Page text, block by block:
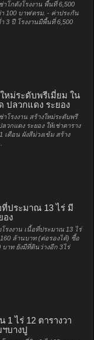
าโกดังโรงงาน พื้นที่ 6,500
100 บาท/ตรม. - ค่าประกัน
3 ปี โรงงานมีพื้นที่ 6,500
ใหม่ระดับพรีเมี่ยม ใน
ปลวกแดง ระยอง
าโรงงาน สร้างใหม่ระดับพรี
กแดง ระยอง ให้เช่าตาราง
เดือน ผังสีม่วงเข้ม สร้าง
ที่ประมาณ 13 ไร่ มี
อง
โรงงาน เนื้อที่ประมาณ 13 ไร่
ล้านบาท (ต่อรองได้) ซื้อ
บาท ยังมีที่ดินว่างอีก 3ไร่
1 ไร่ 12 ตารางวา
บางปู